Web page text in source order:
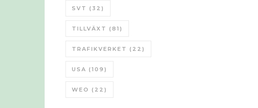
SVT (32)
TILLVÄXT (81)
TRAFIKVERKET (22)
USA (109)
WEO (22)